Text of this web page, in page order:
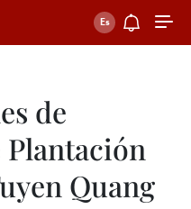
de
Quang